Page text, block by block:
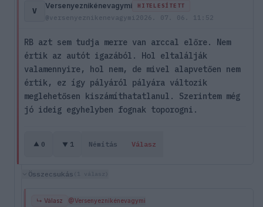
V
Versenyeznikénevagymi HITELESÍTETT
@versenyeznikenevagymi 2026. 07. 06. 11:52
RB azt sem tudja merre van arccal előre. Nem
értik az autót igazából. Hol eltalálják
valamennyire, hol nem, de mivel alapvetően nem
értik, ez így pályáról pályára változik
meglehetősen kiszámíthatatlanul. Szerintem még
jó ideig egyhelyben fognak toporogni.
0 1 Némítás Válasz
Összecsukás
↳ Válasz @Versenyeznikénevagymi